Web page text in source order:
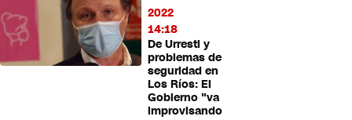
2022
14:18
De Urresti y
problemas de
seguridad en
Los Ríos: El
Gobierno "va
improvisando